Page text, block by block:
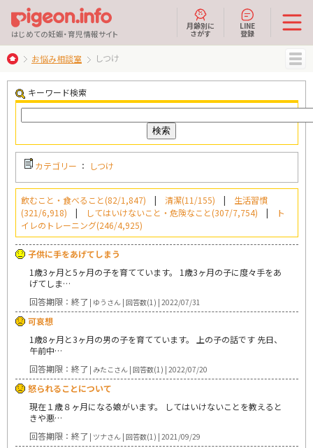
はじめての妊娠・育児情報サイト
月齢別に
さがす
LINE
登録
MENU
お悩み相談室 しつけ
キーワード検索
カテゴリー ： しつけ
飲むこと・食べること(82/1,847) | 清潔(11/155) | 生活習慣
(321/6,918) | してはいけないこと・危険なこと(307/7,754) |
ト
イレのトレーニング(246/4,925)
子供に手をあげてしまう
1歳3ヶ月と5ヶ月の子を育てています。 1歳3ヶ月の子に度々手をあ
げてしま…
回答期限：終了 | ゆうさん | 回答数(1) | 2022/07/31
可哀想
1歳8ヶ月と3ヶ月の男の子を育てています。 上の子の話です 先日、
午前中…
回答期限：終了 | みたこさん | 回答数(1) | 2022/07/20
怒られることについて
現在１歳８ヶ月になる娘がいます。 してはいけないことを教えると
きや悪…
回答期限：終了 | ツナさん | 回答数(1) | 2021/09/29